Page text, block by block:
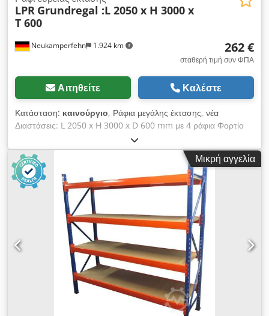
Neukamperfehn 1.924 km
LPR Grundregal :L 2050 x H 3000 x
T 600
262 €
σταθερή τιμή συν ΦΠΑ
Αιτηθείτε Καλέστε
Κατάσταση: καινούργιο, Ράφια μεγάλης έκτασης, νέα
Διαστάσεις: L 2050 x H 3000 x D 600 mm με 4 ράφια Φορτίο
ραφιού: ~ 300 kg με ομοιόμορφα κατανεμημένο φορτίο #-#-#-
#-#-#-#-#-#-#-#-#-#-#-#-#-#-# Βασικά ράφια που
αποτελούνται από: 2x ορθοστάτες ραφιών, 600x3000mm μη
συναρμολογημένο, συμπεριλαμβανομένων των εγκάρσιων και
διαγώνιων στηριγμάτων, πλαστικές πλάκες βάσης 8x εγκάρσιες
ράβδοι 1950 mm, με παραμάνες ασφαλείας 4x ράφια περίπου
1940x545mm, Dsdpfecfbx Isx Anxskr πάχος: 22 mm
Μικρή αγγελία